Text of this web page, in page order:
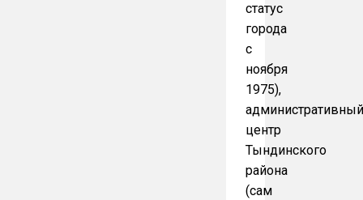
статус
города
с
ноября
1975),
центр
Тындинского
района
(сам